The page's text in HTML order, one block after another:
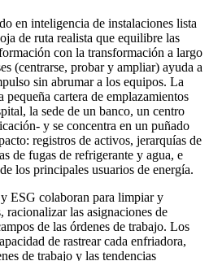
en inteligencia de instalaciones lista
de ruta realista que equilibre las
con la transformación a largo
(centrarse, probar y ampliar) ayuda a
sin abrumar a los equipos. La
cartera de emplazamientos
la sede de un banco, un centro
y se concentra en un puñado
registros de activos, jerarquías de
de fugas de refrigerante y agua, e
los principales usuarios de energía.
ESG colaboran para limpiar y
racionalizar las asignaciones de
de las órdenes de trabajo. Los
de rastrear cada enfriadora,
de trabajo y las tendencias